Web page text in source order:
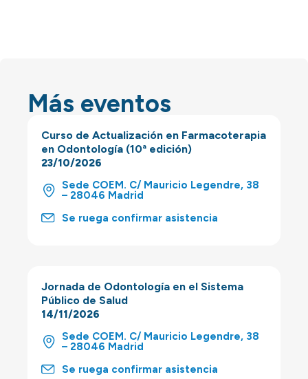
Más eventos
Curso de Actualización en Farmacoterapia
en Odontología (10ª edición)
23/10/2026
Sede COEM. C/ Mauricio Legendre, 38
– 28046 Madrid
Se ruega confirmar asistencia
Jornada de Odontología en el Sistema
Público de Salud
14/11/2026
Sede COEM. C/ Mauricio Legendre, 38
– 28046 Madrid
Se ruega confirmar asistencia